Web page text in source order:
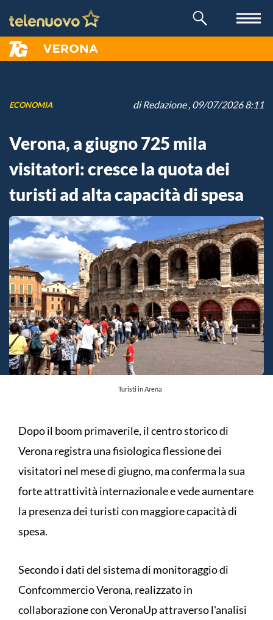
ECONOMIA diRedazione, 09/07/2026 8:11
Verona, a giugno 725 mila
visitatori: cresce la quota dei
turisti ad alta capacità di spesa
Turisti in Arena
Dopo il boom primaverile, il centro storico di
Verona registra una fisiologica flessione dei
visitatori nel mese di giugno, ma conferma la sua
forte attrattività internazionale e vede aumentare
la presenza dei turisti con maggiore capacità di
spesa.
Secondo i dati del sistema di monitoraggio di
Confcommercio Verona, realizzato in
collaborazione con VeronaUp attraverso l'analisi